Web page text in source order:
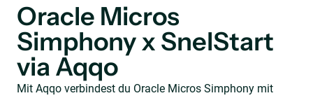
Oracle Micros
Simphony x SnelStart
via Aqqo
Mit Aqqo verbindest du Oracle Micros Simphony mit